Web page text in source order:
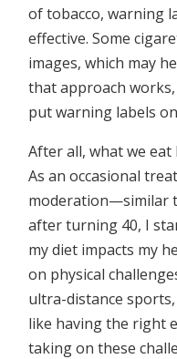
of tobacco, warning
effective. Some
images, which may
that approach
put warning labels
After all, what we
As an occasional
moderation—similar
after turning 40, I
my diet impacts my
on physical
ultra-distance
like having the right
taking on these